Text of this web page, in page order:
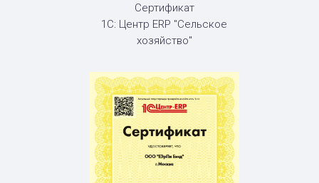
Сертификат
1С: Центр ERP "Сельское
хозяйство"